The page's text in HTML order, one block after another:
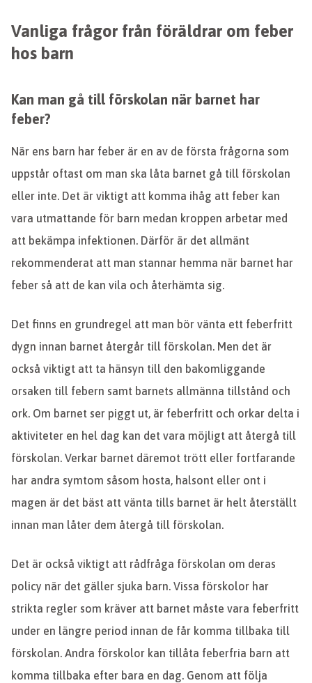
Vanliga frågor från föräldrar om feber
hos barn
Kan man gå till förskolan när barnet har
feber?
När ens barn har feber är en av de första frågorna som
uppstår oftast om man ska låta barnet gå till förskolan
eller inte. Det är viktigt att komma ihåg att feber kan
vara utmattande för barn medan kroppen arbetar med
att bekämpa infektionen. Därför är det allmänt
rekommenderat att man stannar hemma när barnet har
feber så att de kan vila och återhämta sig.
Det finns en grundregel att man bör vänta ett feberfritt
dygn innan barnet återgår till förskolan. Men det är
också viktigt att ta hänsyn till den bakomliggande
orsaken till febern samt barnets allmänna tillstånd och
ork. Om barnet ser piggt ut, är feberfritt och orkar delta i
aktiviteter en hel dag kan det vara möjligt att återgå till
förskolan. Verkar barnet däremot trött eller fortfarande
har andra symtom såsom hosta, halsont eller ont i
magen är det bäst att vänta tills barnet är helt återställt
innan man låter dem återgå till förskolan.
Det är också viktigt att rådfråga förskolan om deras
policy när det gäller sjuka barn. Vissa förskolor har
strikta regler som kräver att barnet måste vara feberfritt
under en längre period innan de får komma tillbaka till
förskolan. Andra förskolor kan tillåta feberfria barn att
komma tillbaka efter bara en dag. Genom att följa